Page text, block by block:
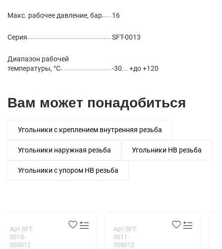
Макс. рабочее давление, бар 16
Серия SFT-0013
Диапазон рабочей
температуры, °С
-30... +до +120
Вам может понадобиться
Угольники с креплением внутренняя резьба
Угольники наружная резьба Угольники НВ резьба
Угольники с упором НВ резьба
Арт.SFT-
0015-
000012
Арт.SFT-
0011-
000012